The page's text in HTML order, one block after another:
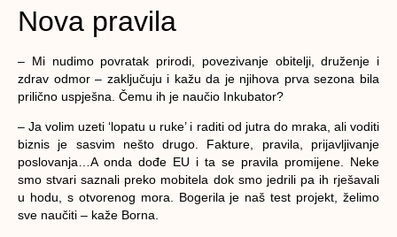
Nova pravila
– Mi nudimo povratak prirodi, povezivanje obitelji, druženje i
zdrav odmor – zaključuju i kažu da je njihova prva sezona bila
prilično uspješna. Čemu ih je naučio Inkubator?
– Ja volim uzeti ‘lopatu u ruke’ i raditi od jutra do mraka, ali voditi
biznis je sasvim nešto drugo. Fakture, pravila, prijavljivanje
poslovanja…A onda dođe EU i ta se pravila promijene. Neke
smo stvari saznali preko mobitela dok smo jedrili pa ih rješavali
u hodu, s otvorenog mora. Bogerila je naš test projekt, želimo
sve naučiti – kaže Borna.